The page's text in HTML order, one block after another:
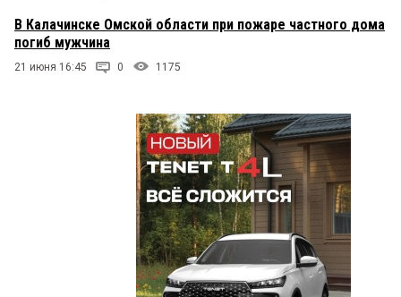
В Калачинске Омской области при пожаре частного дома
погиб мужчина
21 июня 16:45 0 1175